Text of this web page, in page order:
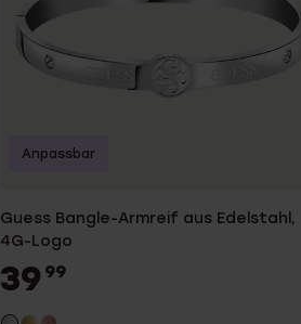
Guess Bangle-Armreif aus Edelstahl,
4G-Logo
39 99
Anpassbar